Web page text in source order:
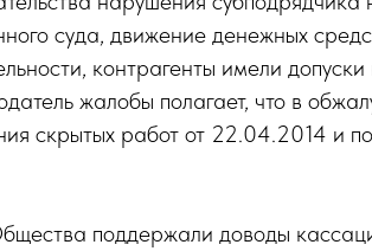
суда, движение денежных
контрагенты имели
жалобы полагает, что в
скрытых работ от 22.04.2014 и
поддержали доводы